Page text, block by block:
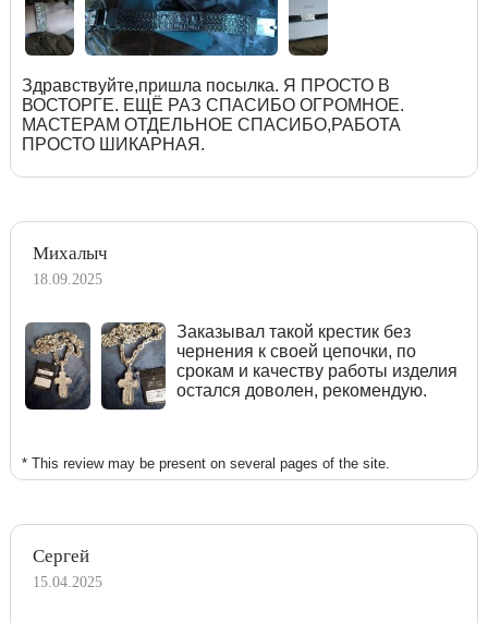
Здравствуйте,пришла посылка. Я ПРОСТО В
ВОСТОРГЕ. ЕЩЁ РАЗ СПАСИБО ОГРОМНОЕ.
МАСТЕРАМ ОТДЕЛЬНОЕ СПАСИБО,РАБОТА
ПРОСТО ШИКАРНАЯ.
Михалыч
18.09.2025
Заказывал такой крестик без
чернения к своей цепочки, по
срокам и качеству работы изделия
остался доволен, рекомендую.
* This review may be present on several pages of the site.
Сергей
15.04.2025